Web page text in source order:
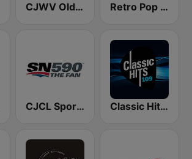
CJWV Oldies 96.7 FM Retro Pop Hits 80s 90s
CJCL Sportsnet 590 The Fan Classic Hits 109 - 70s 80s 90s